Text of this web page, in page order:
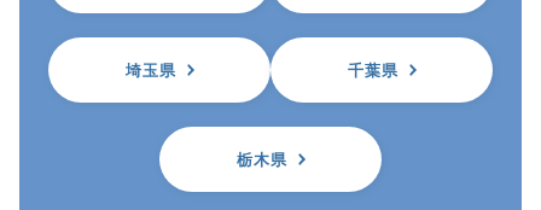
埼玉県 千葉県
栃木県